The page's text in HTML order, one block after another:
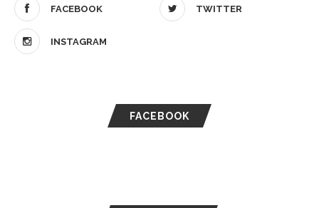
FACEBOOK TWITTER
INSTAGRAM
FACEBOOK